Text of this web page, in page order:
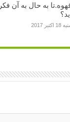
به حال به آن فکر
2017